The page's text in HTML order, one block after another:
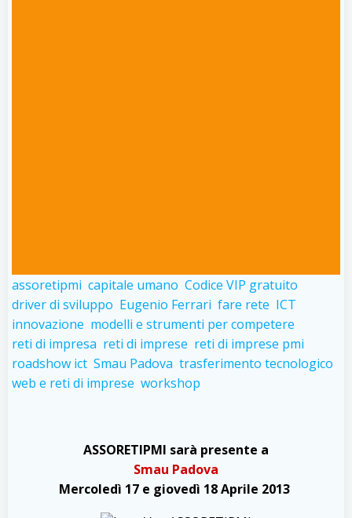
assoretipmi capitale umano Codice VIP gratuito
driver di sviluppo Eugenio Ferrari fare rete ICT
innovazione modelli e strumenti per competere
reti di impresa reti di imprese reti di imprese pmi
roadshow ict Smau Padova trasferimento tecnologico
web e reti di imprese workshop
ASSORETIPMI sarà presente a
Smau Padova
Mercoledì 17 e giovedì 18 Aprile 2013